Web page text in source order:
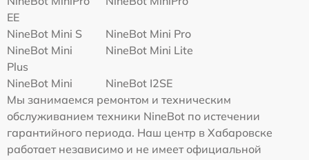
EE
NineBot Mini S
NineBot Mini Pro
NineBot Mini
Plus
NineBot Mini Lite
NineBot Mini
NineBot I2SE
Мы занимаемся ремонтом и техническим
обслуживанием техники NineBot по истечении
гарантийного периода. Наш центр в Хабаровске
работает независимо и не имеет официальной